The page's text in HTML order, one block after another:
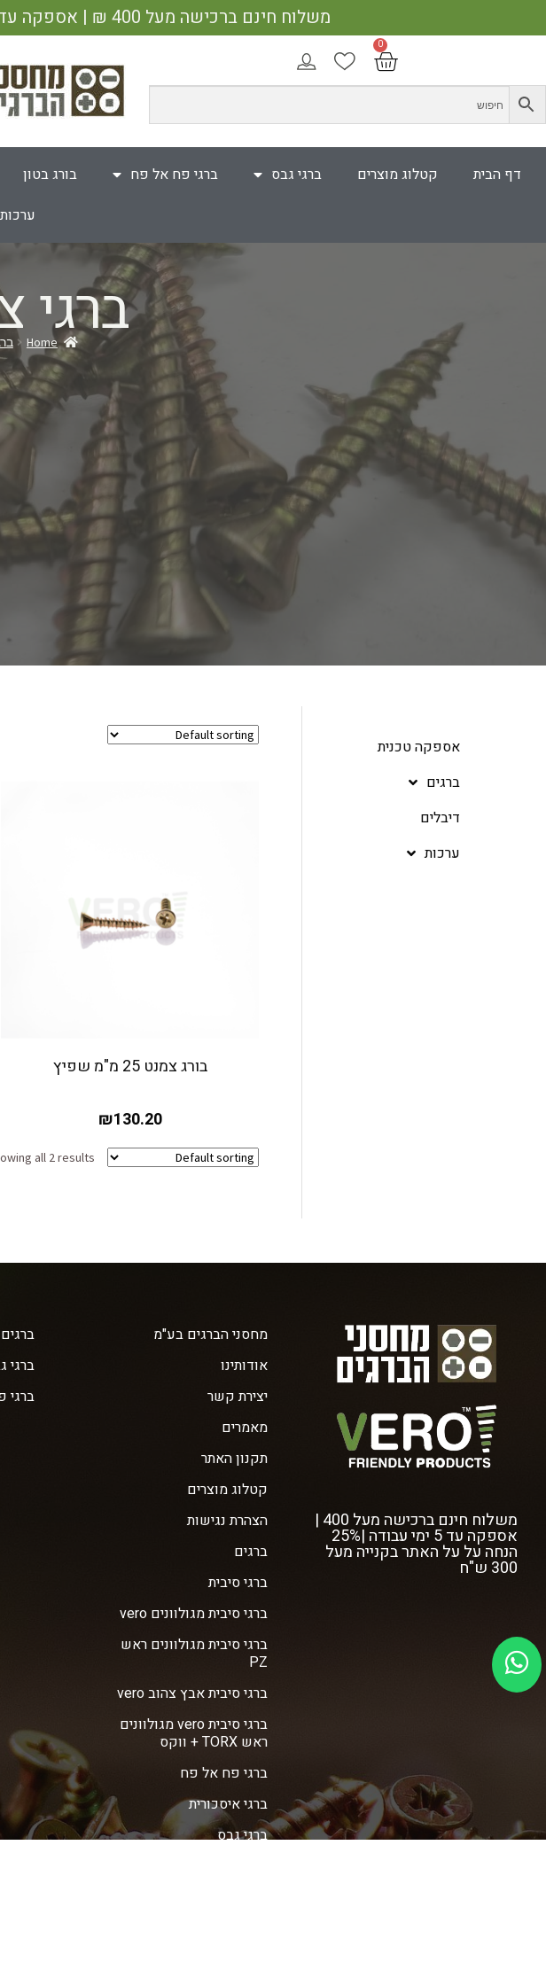
משלוח חינם ברכישה מעל 400 ₪ | אספקה עד 5 ימי עבודה | 25% הנחה על כל האתר בקנייה מעל 750 ש"ח
דף הבית קטלוג מוצרים ברגי גבס ברגי פח אל פח בורג בטון
ערכות
ברגי
Home
אספקה טכנית
ברגים
דיבלים
ערכות
בורג צמנט 25 מ"מ שפיץ
₪130.20
all 2 results
משלוח חינם ברכישה מעל 400 |
אספקה עד 5 ימי עבודה |25%
הנחה על על האתר בקנייה מעל
300 ש"ח
מחסני הברגים בע"מ
אודותינו
יצירת קשר
מאמרים
תקנון האתר
קטלוג מוצרים
הצהרת נגישות
ברגים
ברגי סיבית
ברגי סיבית מגולוונים vero
ברגי סיבית מגולוונים ראש
PZ
ברגי סיבית אבץ צהוב vero
ברגי סיבית vero מגולוונים
ראש TORX + ווקס
ברגי פח אל פח
ברגי איסכורית
ברגי גבס
ברגים
ברגי
ברגי